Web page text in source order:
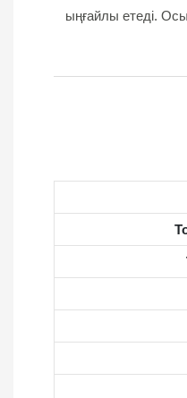
ыңғайлы етеді.